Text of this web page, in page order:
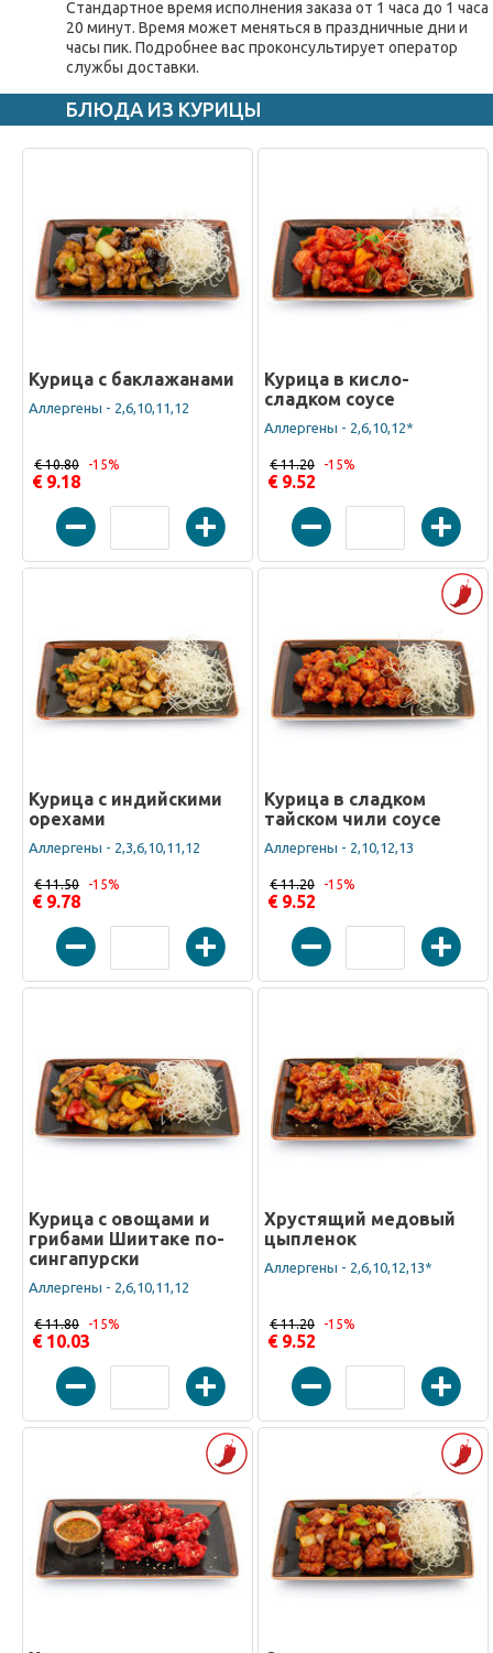
Стандартное время исполнения заказа от 1 часа до 1 часа
20 минут. Время может меняться в праздничные дни и
часы пик. Подробнee вас проконсультирует оператор
службы доставки.
БЛЮДА ИЗ КУРИЦЫ
Курица с баклажанами
Аллергены - 2,6,10,11,12
€ 9.18
€ 10.80 -15%
Курица в кисло-
сладком соусе
Аллергены - 2,6,10,12*
€ 9.52
€ 11.20 -15%
Курица с индийскими
орехами
Аллергены - 2,3,6,10,11,12
€ 9.78
€ 11.50 -15%
Курица в сладком
тайском чили соусе
Аллергены - 2,10,12,13
€ 9.52
€ 11.20 -15%
Курица с овощами и
грибами Шиитаке по-
сингапурски
Аллергены - 2,6,10,11,12
€ 10.03
€ 11.80 -15%
Хрустящий медовый
цыпленок
Аллергены - 2,6,10,12,13*
€ 9.52
€ 11.20 -15%